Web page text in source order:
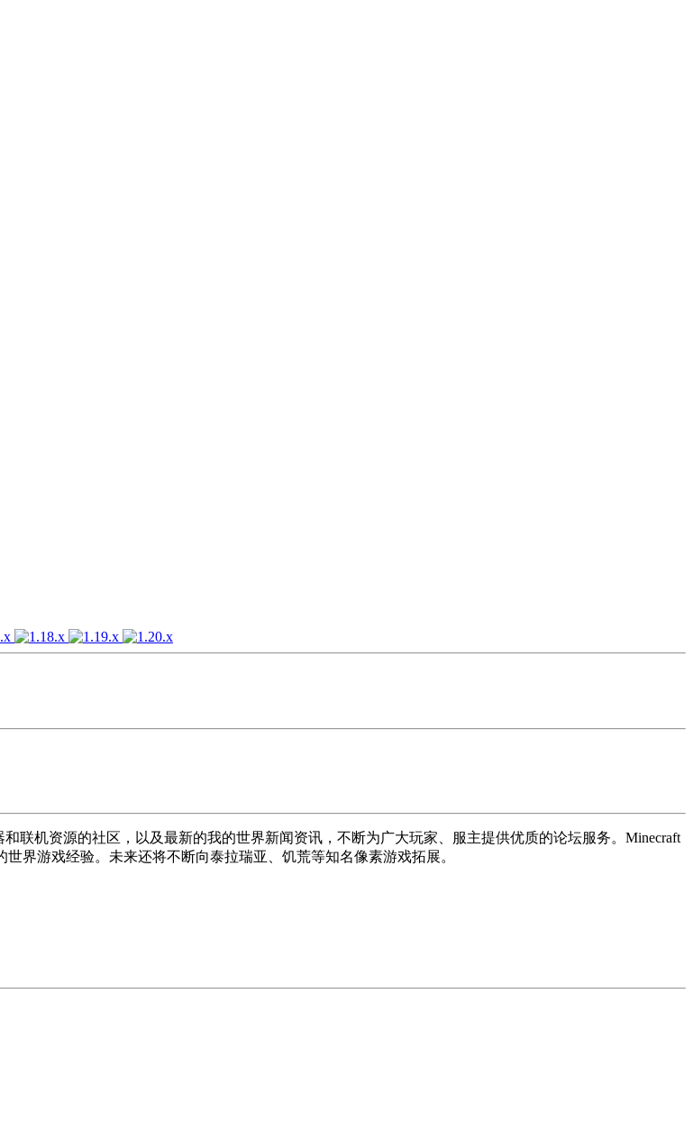
联机资源的社区，以及最新的我的世界新闻资讯，不断为广大玩家、服主提供优质的论坛服务。Minecraft
界游戏经验。未来还将不断向泰拉瑞亚、饥荒等知名像素游戏拓展。